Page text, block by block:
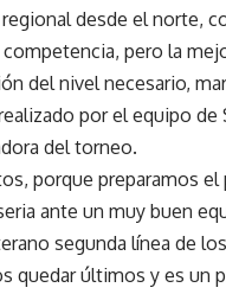
desde el norte,
pero la
del nivel necesario,
por el equipo de
del torneo.
porque preparamos el
ante un muy buen
segunda línea de
quedar últimos y es un